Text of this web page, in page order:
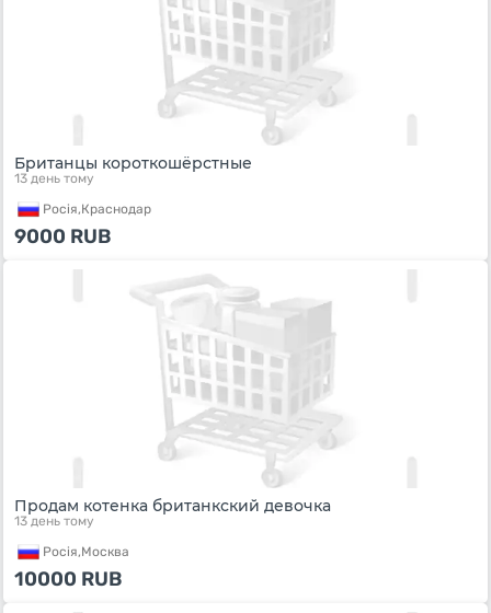
Британцы короткошёрстные
13 день тому
Росiя,Краснодар
9000 RUB
Продам котенка британкский девочка
13 день тому
Росiя,Москва
10000 RUB